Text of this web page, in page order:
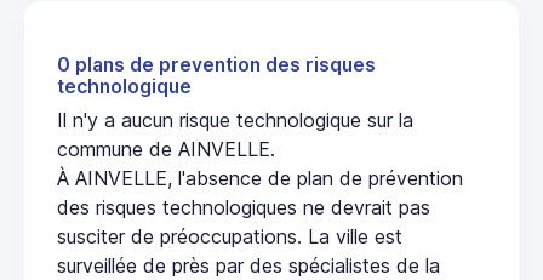
0 plans de prevention des risques
technologique
Il n'y a aucun risque technologique sur la
commune de AINVELLE.
À AINVELLE, l'absence de plan de prévention
des risques technologiques ne devrait pas
susciter de préoccupations. La ville est
surveillée de près par des spécialistes de la